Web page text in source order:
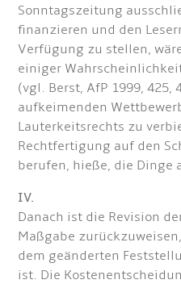
Sonntagszeitung
finanzieren und den
Verfügung zu stellen,
einiger
(vgl. Berst, AfP 1999, 425,
aufkeimenden
Lauterkeitsrechts zu
Rechtfertigung auf den
berufen, hieße, die Dinge
IV.
Danach ist die Revision
Maßgabe
dem geänderten
ist. Die